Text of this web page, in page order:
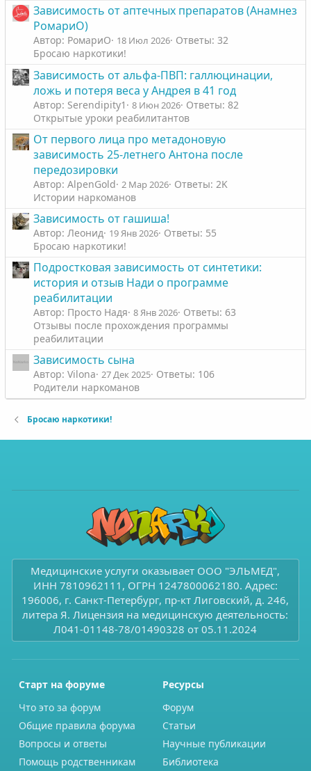
Зависимость от аптечных препаратов (Анамнез
РомариО)
Автор: РомариО 18 Июл 2026 Ответы: 32
Бросаю наркотики!
Зависимость от альфа-ПВП: галлюцинации,
ложь и потеря веса у Андрея в 41 год
Автор: Serendipity1 8 Июн 2026 Ответы: 82
Открытые уроки реабилитантов
От первого лица про метадоновую
зависимость 25-летнего Антона после
передозировки
Автор: AlpenGold 2 Мар 2026 Ответы: 2K
Истории наркоманов
Зависимость от гашиша!
Автор: Леонид 19 Янв 2026 Ответы: 55
Бросаю наркотики!
Подростковая зависимость от синтетики:
история и отзыв Нади о программе
реабилитации
Автор: Просто Надя 8 Янв 2026 Ответы: 63
Отзывы после прохождения программы
реабилитации
Зависимость сына
Автор: Vilona 27 Дек 2025 Ответы: 106
Родители наркоманов
Бросаю наркотики!
Медицинские услуги оказывает ООО "ЭЛЬМЕД",
ИНН 7810962111, ОГРН 1247800062180. Адрес:
196006, г. Санкт-Петербург, пр-кт Лиговский, д. 246,
литера Я. Лицензия на медицинскую деятельность:
Л041-01148-78/01490328 от 05.11.2024
Старт на форуме
Что это за форум
Общие правила форума
Вопросы и ответы
Помощь родственникам
Ресурсы
Форум
Статьи
Научные публикации
Библиотека